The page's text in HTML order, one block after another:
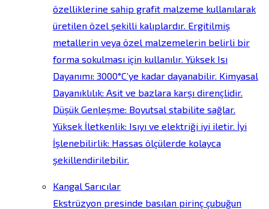
özelliklerine sahip grafit malzeme kullanılarak
üretilen özel şekilli kalıplardır. Ergitilmiş
metallerin veya özel malzemelerin belirli bir
forma sokulması için kullanılır. Yüksek Isı
Dayanımı: 3000°C’ye kadar dayanabilir. Kimyasal
Dayanıklılık: Asit ve bazlara karşı dirençlidir.
Düşük Genleşme: Boyutsal stabilite sağlar.
Yüksek İletkenlik: Isıyı ve elektriği iyi iletir. İyi
İşlenebilirlik: Hassas ölçülerde kolayca
şekillendirilebilir.
Kangal Sarıcılar
Ekstrüzyon presinde basılan pirinç çubuğun